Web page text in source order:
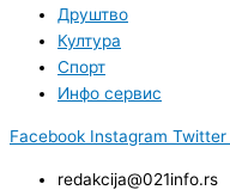
Друштво
Култура
Спорт
Инфо сервис
Facebook Instagram Twitter
redakcija@021info.rs